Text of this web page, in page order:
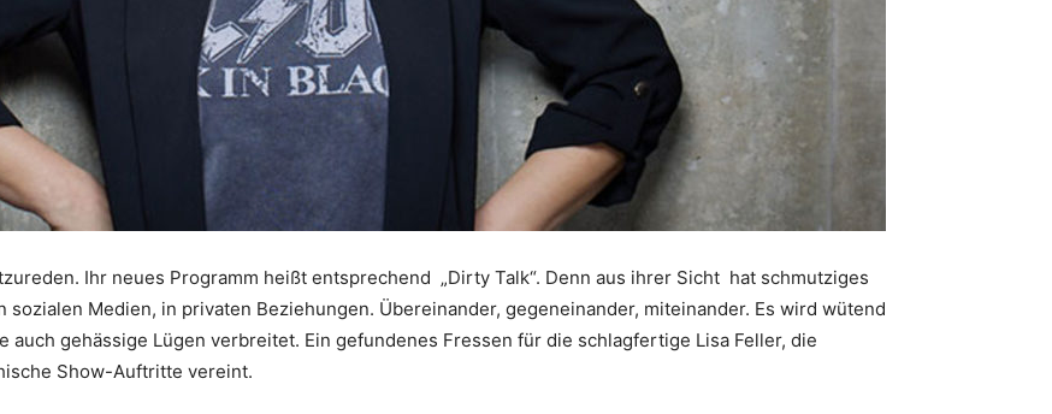
Ihr neues Programm heißt entsprechend „Dirty Talk“. Denn aus ihrer Sicht hat schmutziges
Medien, in privaten Beziehungen. Übereinander, gegeneinander, miteinander. Es wird wütend
gehässige Lügen verbreitet. Ein gefundenes Fressen für die schlagfertige Lisa Feller, die
Show-Auftritte vereint.